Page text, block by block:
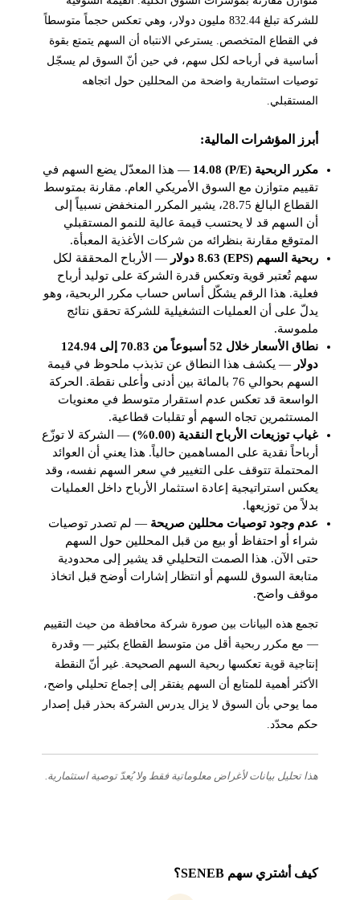
للشركة تبلغ 832.44 مليون دولار، وهي تعكس حجماً متوسطاً
في القطاع المتخصص. يسترعي الانتباه أن السهم يتمتع بقوة
أساسية في أرباحه لكل سهم، في حين أنّ السوق لم يسجّل
توصيات استثمارية واضحة من المحللين حول اتجاهه
المستقبلي.
أبرز المؤشرات المالية:
مكرر الربحية (P/E) 14.08
— هذا المعدّل يضع السهم في
تقييم متوازن مع السوق الأمريكي العام. مقارنة بمتوسط
القطاع البالغ 28.75، يشير المكرر المنخفض نسبياً إلى
أن السهم قد لا يحتسب قيمة عالية للنمو المستقبلي
المتوقع مقارنة بنظرائه من شركات الأغذية المعبأة.
ربحية السهم (EPS) 8.63 دولار
— الأرباح المحققة لكل
سهم تُعتبر قوية وتعكس قدرة الشركة على توليد أرباح
فعلية. هذا الرقم يشكّل أساس حساب مكرر الربحية، وهو
يدلّ على أن العمليات التشغيلية للشركة تحقق نتائج
ملموسة.
نطاق الأسعار خلال 52 أسبوعاً من 70.83 إلى 124.94
دولار — يكشف هذا النطاق عن تذبذب ملحوظ في قيمة
السهم بحوالي 76 بالمائة بين أدنى وأعلى نقطة. الحركة
الواسعة قد تعكس عدم استقرار متوسط في معنويات
المستثمرين تجاه السهم أو تقلبات قطاعية.
غياب توزيعات الأرباح النقدية (0.00%)
— الشركة لا توزّع
أرباحاً نقدية على المساهمين حالياً. هذا يعني أن العوائد
المحتملة تتوقف على التغيير في سعر السهم نفسه، وقد
يعكس استراتيجية إعادة استثمار الأرباح داخل العمليات
بدلاً من توزيعها.
عدم وجود توصيات محللين صريحة— لم تصدر توصيات
شراء أو احتفاظ أو بيع من قبل المحللين حول السهم
حتى الآن. هذا الصمت التحليلي قد يشير إلى محدودية
متابعة السوق للسهم أو انتظار إشارات أوضح قبل اتخاذ
موقف واضح.
تجمع هذه البيانات بين صورة شركة محافظة من حيث التقييم
— مع مكرر ربحية أقل من متوسط القطاع بكثير — وقدرة
إنتاجية قوية تعكسها ربحية السهم الصحيحة. غير أنّ النقطة
الأكثر أهمية للمتابع أن السهم يفتقر إلى إجماع تحليلي واضح،
مما يوحي بأن السوق لا يزال يدرس الشركة بحذر قبل إصدار
حكم محدّد.
هذا تحليل بيانات لأغراض معلوماتية فقط ولا يُعدّ توصية استثمارية.
كيف أشتري سهم SENEB؟